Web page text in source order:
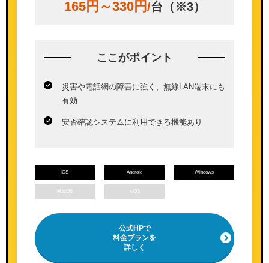
165円～330円/台（※3）
ここがポイント
災害や電話網の障害に強く、無線LAN端末にも
有効
安否確認システムに利用できる機能あり
iOS Android Windows
MacOS tvOS
公式HPで
料金プランを
詳しく